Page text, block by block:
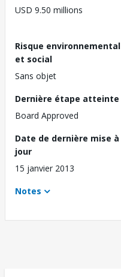
USD 9.50 millions
Risque environnemental
et social
Sans objet
Dernière étape atteinte
Board Approved
Date de dernière mise à
jour
15 janvier 2013
Notes